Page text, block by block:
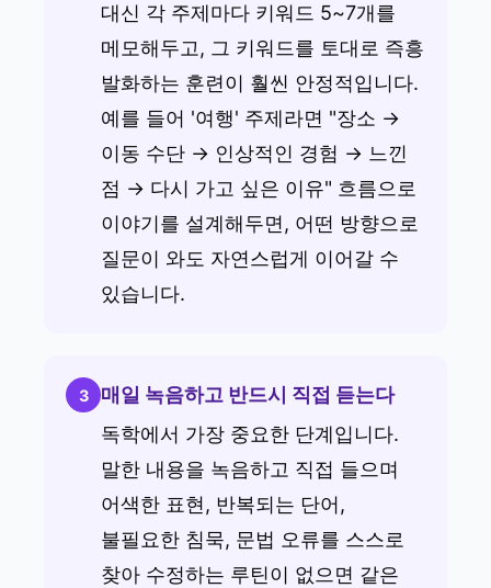
대신 각 주제마다 키워드 5~7개를
메모해두고, 그 키워드를 토대로 즉흥
발화하는 훈련이 훨씬 안정적입니다.
예를 들어 '여행' 주제라면 "장소 →
이동 수단 → 인상적인 경험 → 느낀
점 → 다시 가고 싶은 이유" 흐름으로
이야기를 설계해두면, 어떤 방향으로
질문이 와도 자연스럽게 이어갈 수
있습니다.
3
매일 녹음하고 반드시 직접 듣는다
독학에서 가장 중요한 단계입니다.
말한 내용을 녹음하고 직접 들으며
어색한 표현, 반복되는 단어,
불필요한 침묵, 문법 오류를 스스로
찾아 수정하는 루틴이 없으면 같은